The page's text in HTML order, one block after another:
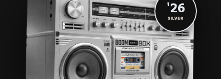
'26
SILVER